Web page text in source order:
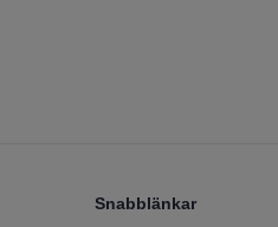
Snabblänkar